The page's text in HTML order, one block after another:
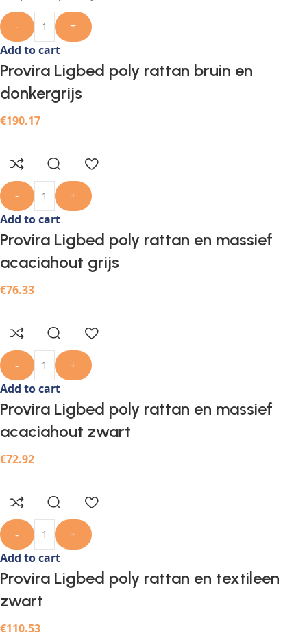
-
+
Add to cart
Provira Ligbed poly rattan bruin en
donkergrijs
€190.17
-
+
Add to cart
Provira Ligbed poly rattan en massief
acaciahout grijs
€76.33
-
+
Add to cart
Provira Ligbed poly rattan en massief
acaciahout zwart
€72.92
-
+
Add to cart
Provira Ligbed poly rattan en textileen
zwart
€110.53